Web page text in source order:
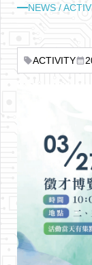
NEWS /
sellACTIVITYcalendar_month